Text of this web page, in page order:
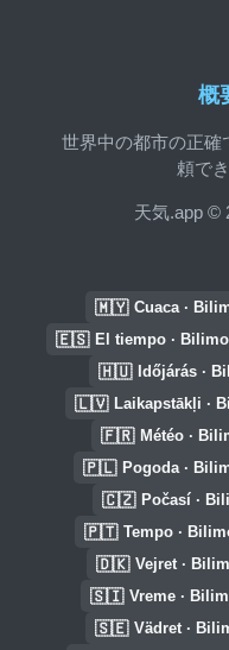
概
世界中の都市の正確
頼で
天気.app ©
🇲🇾 Cuaca ·
🇪🇸 El tiempo ·
🇭🇺 Időjárás ·
🇱🇻 Laikapstākļi ·
🇫🇷 Météo ·
🇵🇱 Pogoda ·
🇨🇿 Počasí ·
🇵🇹 Tempo ·
🇩🇰 Vejret ·
🇸🇮 Vreme ·
🇸🇪 Vädret ·